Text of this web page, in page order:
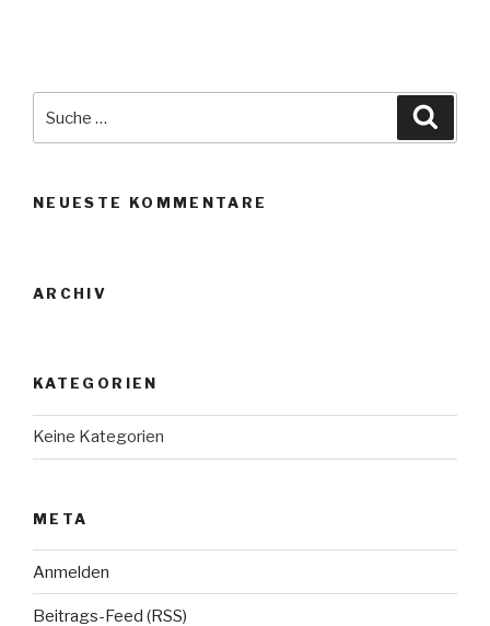
Suche
NEUESTE KOMMENTARE
ARCHIV
KATEGORIEN
Keine Kategorien
META
Anmelden
Beitrags-Feed (RSS)